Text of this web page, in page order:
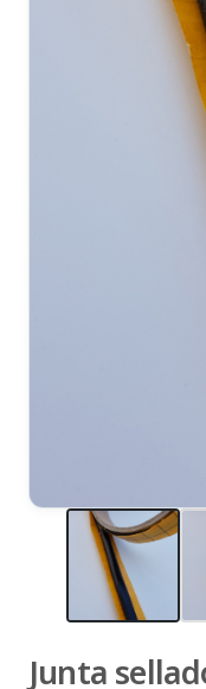
Junta